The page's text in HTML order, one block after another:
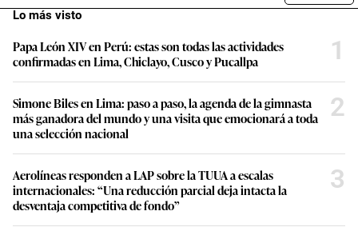
Lo más visto
Papa León XIV en Perú: estas son todas las actividades
confirmadas en Lima, Chiclayo, Cusco y Pucallpa
1
Simone Biles en Lima: paso a paso, la agenda de la gimnasta
más ganadora del mundo y una visita que emocionará a toda
una selección nacional
2
Aerolíneas responden a LAP sobre la TUUA a escalas
internacionales: “Una reducción parcial deja intacta la
desventaja competitiva de fondo”
3